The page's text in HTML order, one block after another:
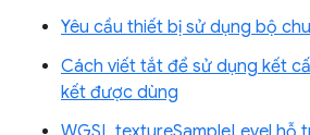
Yêu cầu thiết bị sử dụng bộ
Cách viết tắt để sử dụng kết
kết được dùng